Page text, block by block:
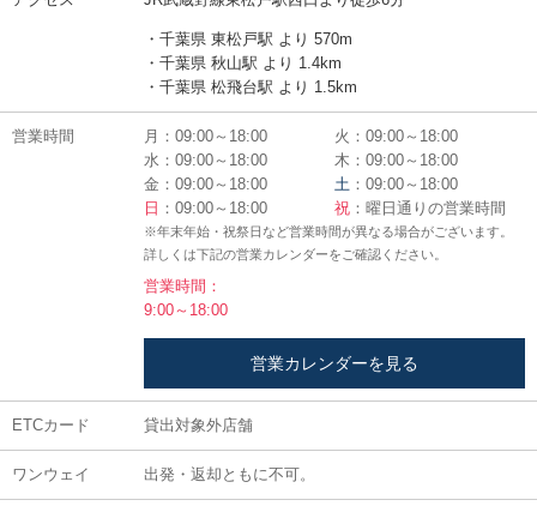
・千葉県 東松戸駅 より 570m
・千葉県 秋山駅 より 1.4km
・千葉県 松飛台駅 より 1.5km
営業時間 月：09:00～18:00
火：09:00～18:00
水：09:00～18:00
木：09:00～18:00
金：09:00～18:00
土 ：09:00～18:00
日 ：09:00～18:00 祝 ：曜日通りの営業時間
※年末年始・祝祭日など営業時間が異なる場合がございます。
詳しくは下記の営業カレンダーをご確認ください。
営業時間：
9:00～18:00
営業カレンダーを見る
ETCカード 貸出対象外店舗
ワンウェイ 出発・返却ともに不可。